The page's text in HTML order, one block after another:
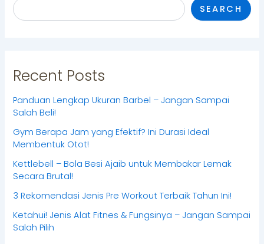
SEARCH
Recent Posts
Panduan Lengkap Ukuran Barbel – Jangan Sampai
Salah Beli!
Gym Berapa Jam yang Efektif? Ini Durasi Ideal
Membentuk Otot!
Kettlebell – Bola Besi Ajaib untuk Membakar Lemak
Secara Brutal!
3 Rekomendasi Jenis Pre Workout Terbaik Tahun Ini!
Ketahui! Jenis Alat Fitnes & Fungsinya – Jangan Sampai
Salah Pilih